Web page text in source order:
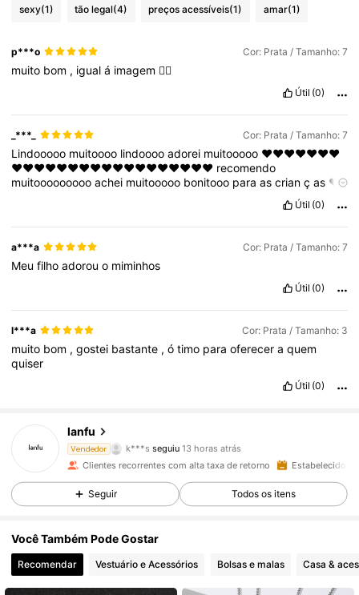
sexy(1) tão legal(4) preços acessíveis(1) amar(1)
p***o Cor: Prata / Tamanho: 7
muito bom , igualá imagem 👌🏻
Útil (0)
_***_ Cor: Prata / Tamanho: 7
Lindooooo muitoooo lindooooadorei muitooooo ❤️❤️❤️❤️❤️❤️❤️
❤️❤️❤️❤️❤️❤️❤️❤️❤️❤️❤️❤️❤️❤️❤️❤️❤️❤️ recomendo
muitoooooooooachei muitooooo bonitooo paraascrianças ❤️
Útil (0)
a***a Cor: Prata / Tamanho: 7
Meufilhoadorouo miminhos
Útil (0)
l***a Cor: Prata / Tamanho: 3
muito bom ,gostei bastante ,ótimo paraofereceraquem
quiser
Útil (0)
lanfu
Vendedor k***s seguiu 13 horas atrás
está a navegar
Clientes recorrentes com alta taxa de retorno Estabelecido
Seguir Todos os itens
Você Também Pode Gostar
Recomendar Vestuário e Acessórios Bolsas e malas Casa &